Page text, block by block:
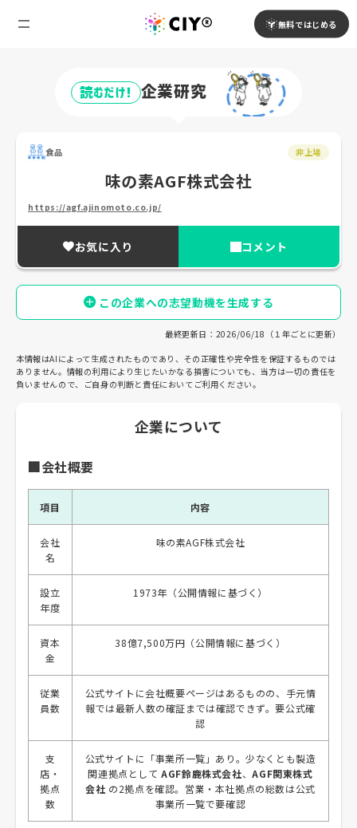
無料ではじめる
読むだけ! 企業研究
食品 非上場
味の素AGF株式会社
https://agf.ajinomoto.co.jp/
お気に入り コメント
この企業への志望動機を生成する
最終更新日：2026/06/18（１年ごとに更新）
本情報はAIによって生成されたものであり、その正確性や完全性を保証するものでは
ありません。情報の利用により生じたいかなる損害についても、当方は一切の責任を
負いませんので、ご自身の判断と責任においてご利用ください。
企業について
🏢会社概要
項目 内容
会社
名
味の素AGF株式会社
設立
年度
1973年（公開情報に基づく）
資本
金
38億7,500万円（公開情報に基づく）
従業
員数
公式サイトに会社概要ページはあるものの、手元情
報では最新人数の確証までは確認できず。要公式確
認
支
店・
拠点
数
公式サイトに「事業所一覧」あり。少なくとも製造
関連拠点としてAGF鈴鹿株式会社、AGF関東株式
会社 の2拠点を確認。営業・本社拠点の総数は公式
事業所一覧で要確認